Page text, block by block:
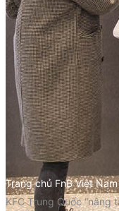
Trang chủ FnB Việt
KFC Trung Quốc “nâng